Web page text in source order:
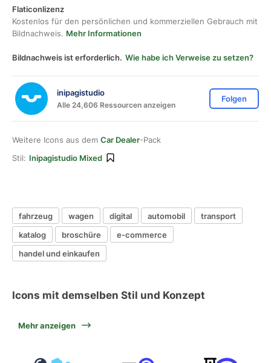
Flaticonlizenz
Kostenlos für den persönlichen und kommerziellen Gebrauch mit
Bildnachweis. Mehr Informationen
Bildnachweis ist erforderlich. Wie habe ich Verweise zu setzen?
inipagistudio
Alle 24,606 Ressourcen anzeigen
Folgen
Weitere Icons aus dem Car Dealer-Pack
Stil: Inipagistudio Mixed
fahrzeug wagen digital automobil
transport
katalog
broschüre
e-commerce
handel und einkaufen
Icons mit demselben Stil und Konzept
Mehr anzeigen